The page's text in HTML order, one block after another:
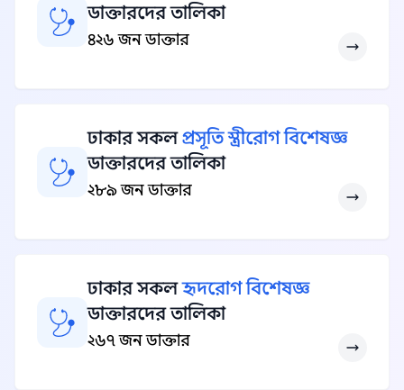
ডাক্তারদের তালিকা
৪২৬ জন ডাক্তার
ঢাকার সকলপ্রসূতি স্ত্রীরোগ বিশেষজ্ঞ
ডাক্তারদের তালিকা
২৮৯ জন ডাক্তার
ঢাকার সকলহৃদরোগ বিশেষজ্ঞ
ডাক্তারদের তালিকা
২৬৭ জন ডাক্তার